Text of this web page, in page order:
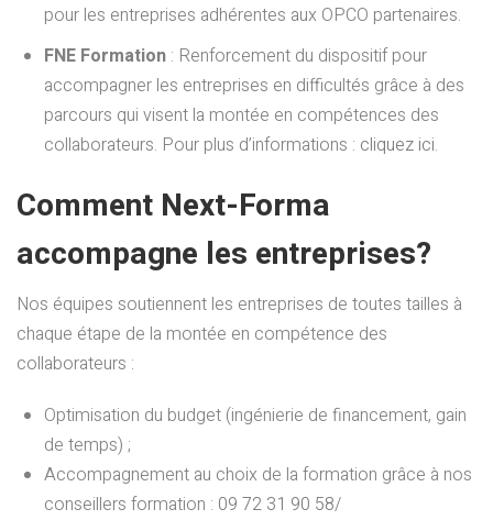
pour les entreprises adhérentes aux OPCO partenaires.
FNE Formation : Renforcement du dispositif pour
accompagner les entreprises en difficultés grâce à des
parcours qui visent la montée en compétences des
collaborateurs. Pour plus d’informations : cliquez ici.
Comment Next-Forma
accompagne les entreprises?
Nos équipes soutiennent les entreprises de toutes tailles à
chaque étape de la montée en compétence des
collaborateurs :
Optimisation du budget (ingénierie de financement, gain
de temps) ;
Accompagnement au choix de la formation grâce à nos
conseillers formation : 09 72 31 90 58/